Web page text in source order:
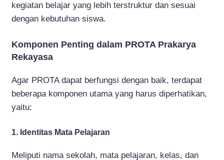
kegiatan belajar yang lebih terstruktur dan sesuai
dengan kebutuhan siswa.
Komponen Penting dalam PROTA Prakarya
Rekayasa
Agar PROTA dapat berfungsi dengan baik, terdapat
beberapa komponen utama yang harus diperhatikan,
yaitu:
1. Identitas Mata Pelajaran
Meliputi nama sekolah, mata pelajaran, kelas, dan